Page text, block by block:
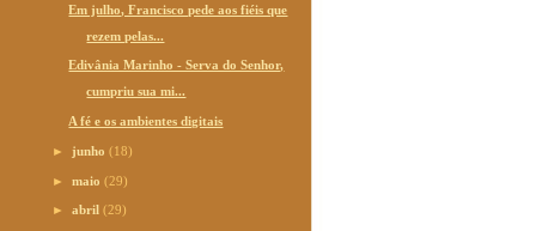
Em julho, Francisco pede aos fiéis que
rezem pelas...
Edivânia Marinho - Serva do Senhor,
cumpriu sua mi...
A fé e os ambientes digitais
► junho(18)
►maio(29)
►abril(29)